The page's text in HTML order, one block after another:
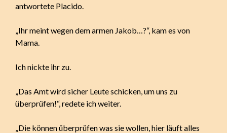
antwortete Placido.
„Ihr meint wegen dem armen Jakob…?“, kam es von
Mama.
Ich nickte ihr zu.
„Das Amt wird sicher Leute schicken, um uns zu
überprüfen!“, redete ich weiter.
„Die können überprüfen was sie wollen, hier läuft alles